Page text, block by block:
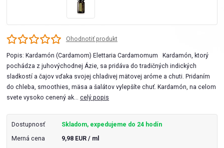
Ohodnotiť produkt
Popis: Kardamón (Cardamom) Elettaria Cardamomum Kardamón, ktorý
pochádza z juhovýchodnej Ázie, sa pridáva do tradičných indických
sladkostí a čajov vďaka svojej chladivej mätovej aróme a chuti. Pridaním
do chleba, smoothies, mäsa a šalátov vylepšíte chuť. Kardamón, na celom
svete vysoko cenený ak...celý popis
Dostupnosť Skladom, expedujeme do 24 hodín
Merná cena 9,98 EUR / ml